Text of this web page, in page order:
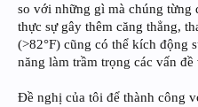
so với những gì mà chúng từng
thực sự gây thêm căng thẳng,
(>82°F) cũng có thể kích động
năng làm trầm trọng các vấn
Đề nghị của tôi để thành công